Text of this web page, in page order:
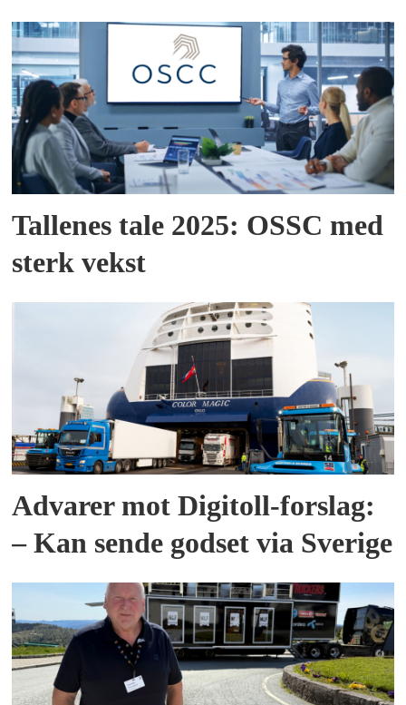
Tallenes tale 2025: OSSC med
sterk vekst
Advarer mot Digitoll-forslag:
– Kan sende godset via Sverige